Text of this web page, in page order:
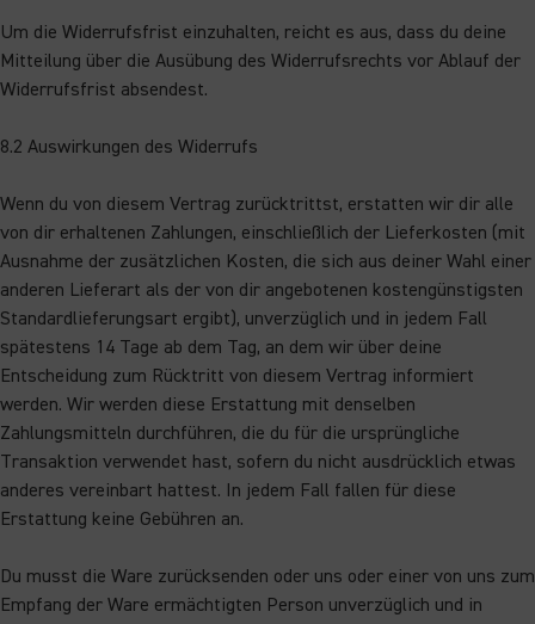
Um die Widerrufsfrist einzuhalten, reicht es aus, dass du deine
Mitteilung über die Ausübung des Widerrufsrechts vor Ablauf der
Widerrufsfrist absendest.
8.2 Auswirkungen des Widerrufs
Wenn du von diesem Vertrag zurücktrittst, erstatten wir dir alle
von dir erhaltenen Zahlungen, einschließlich der Lieferkosten (mit
Ausnahme der zusätzlichen Kosten, die sich aus deiner Wahl einer
anderen Lieferart als der von dir angebotenen kostengünstigsten
Standardlieferungsart ergibt), unverzüglich und in jedem Fall
spätestens 14 Tage ab dem Tag, an dem wir über deine
Entscheidung zum Rücktritt von diesem Vertrag informiert
werden. Wir werden diese Erstattung mit denselben
Zahlungsmitteln durchführen, die du für die ursprüngliche
Transaktion verwendet hast, sofern du nicht ausdrücklich etwas
anderes vereinbart hattest. In jedem Fall fallen für diese
Erstattung keine Gebühren an.
Du musst die Ware zurücksenden oder uns oder einer von uns zum
Empfang der Ware ermächtigten Person unverzüglich und in